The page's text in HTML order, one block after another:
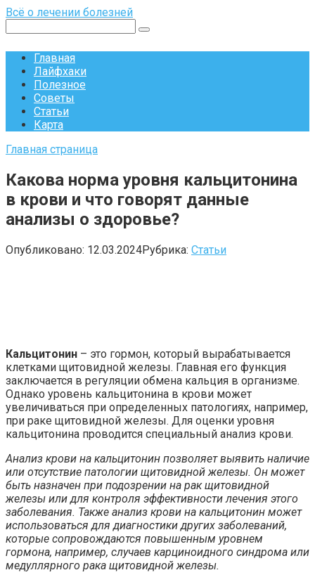
Перейти
контенту
Всё о лечении болезней
Главная
Лайфхаки
Полезное
Советы
Статьи
Карта
Главная страница
Какова норма уровня кальцитонина
в крови и что говорят данные
анализы о здоровье?
Опубликовано: 12.03.2024Рубрика: Статьи
Кальцитонин – это гормон, который вырабатывается
клетками щитовидной железы. Главная его функция
заключается в регуляции обмена кальция в организме.
Однако уровень кальцитонина в крови может
увеличиваться при определенных патологиях, например,
при раке щитовидной железы. Для оценки уровня
кальцитонина проводится специальный анализ крови.
Анализ крови на кальцитонин позволяет выявить наличие
или отсутствие патологии щитовидной железы. Он может
быть назначен при подозрении на рак щитовидной
железы или для контроля эффективности лечения этого
заболевания. Также анализ крови на кальцитонин может
использоваться для диагностики других заболеваний,
которые сопровождаются повышенным уровнем
гормона, например, случаев карциноидного синдрома или
медуллярного рака щитовидной железы.